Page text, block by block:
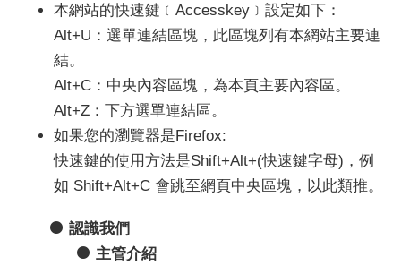
本網站的快速鍵﹝Accesskey﹞設定如下：
Alt+U：選單連結區塊，此區塊列有本網站主要連
結。
Alt+C：中央內容區塊，為本頁主要內容區。
Alt+Z：下方選單連結區。
如果您的瀏覽器是Firefox:
快速鍵的使用方法是Shift+Alt+(快速鍵字母)，例
如 Shift+Alt+C 會跳至網頁中央區塊，以此類推。
認識我們
主管介紹